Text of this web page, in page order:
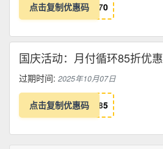
点击复制优惠码 70
国庆活动：月付循环85折优惠
过期时间: 2025年10月07日
点击复制优惠码 85